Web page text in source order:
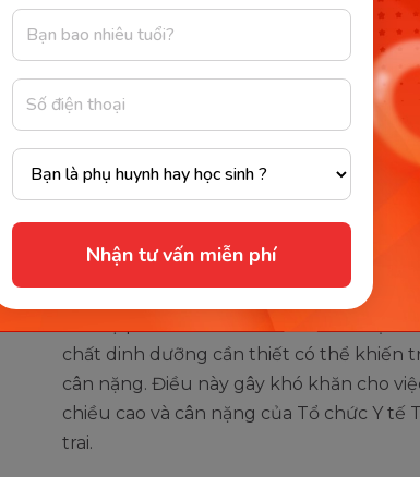
Nhận tư vấn miễn phí
Những vấn đề chiều
gái 9 tuổi
Theo một nghiên cứu, các yếu tố như
của bố mẹ đều có thể ảnh hưởng đến
nhiên, đây không phải là yếu tố quyết
truyền ảnh hưởng đến lịch sử phát triển
Chế độ dinh dưỡng là yếu tố từ môi
chất dinh dưỡng cần thiết có thể khiến
cân nặng. Điều này gây khó khăn cho
chiều cao và cân nặng của Tổ chức Y tế
trai.